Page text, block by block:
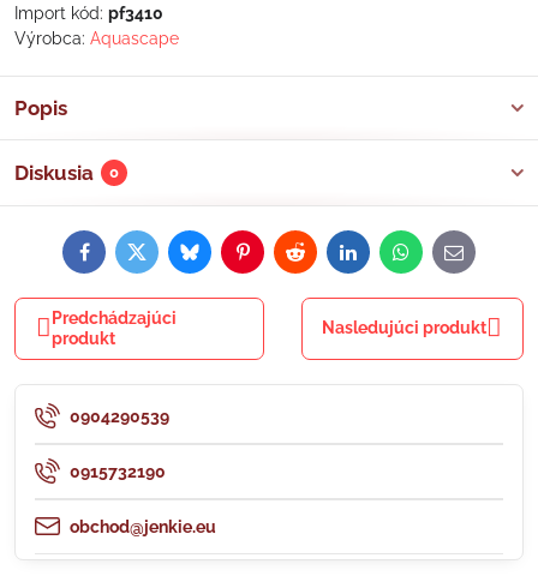
Import kód: pf3410
Výrobca: Aquascape
Popis
Diskusia 0
FacebookTwitterBlueskyPinterestRedditLinkedInWhatsApp
E-
mail
Predchádzajúci
produkt
Nasledujúci produkt
0904290539
0915732190
obchod@jenkie.eu